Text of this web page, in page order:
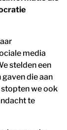
media
stelden een
die aan
we ook
te